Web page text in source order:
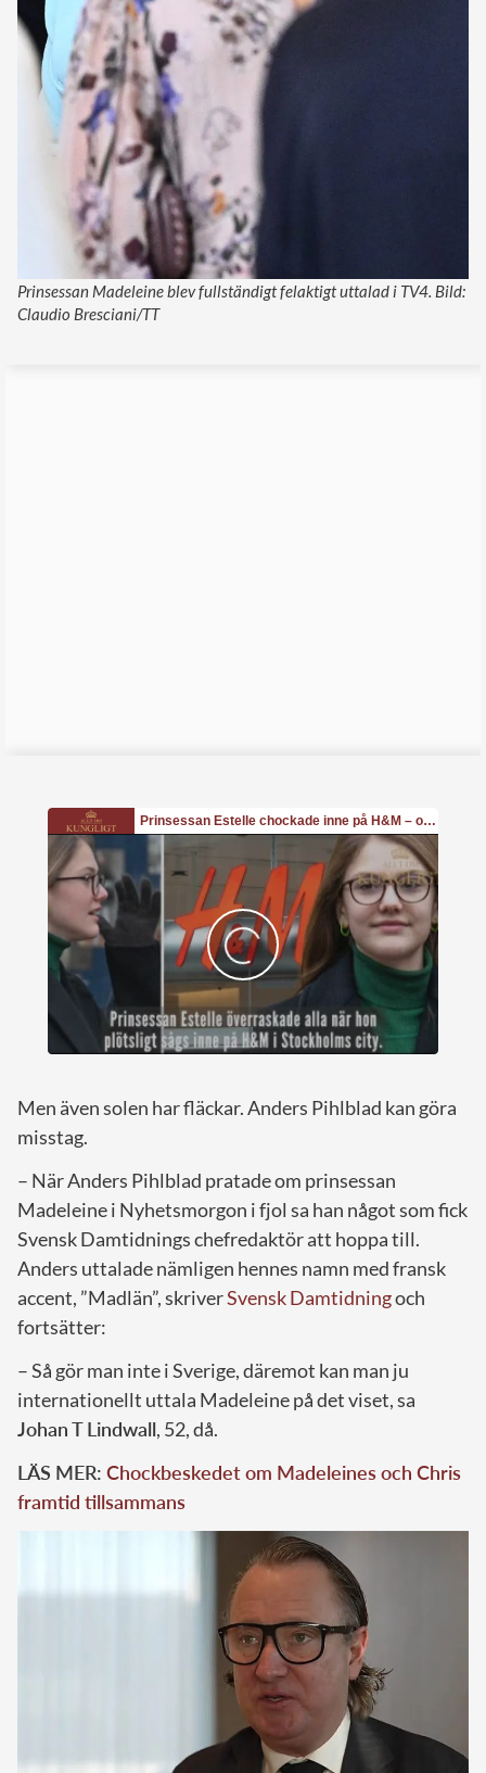
Prinsessan Madeleine blev fullständigt felaktigt uttalad i TV4. Bild:
Claudio Bresciani/TT
Men även solen har fläckar. Anders Pihlblad kan göra
misstag.
– När Anders Pihlblad pratade om prinsessan
Madeleine i Nyhetsmorgon i fjol sa han något som fick
Svensk Damtidnings chefredaktör att hoppa till.
Anders uttalade nämligen hennes namn med fransk
accent, ”Madlän”, skriverSvensk Damtidningoch
fortsätter:
– Så gör man inte i Sverige, däremot kan man ju
internationellt uttala Madeleine på det viset, sa
Johan TLindwall, 52, då.
LÄS MER: Chockbeskedet om Madeleines och Chris
framtid tillsammans